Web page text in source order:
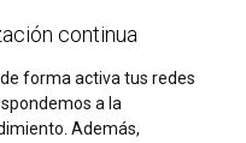
continua
forma activa tus redes
a la
Además,